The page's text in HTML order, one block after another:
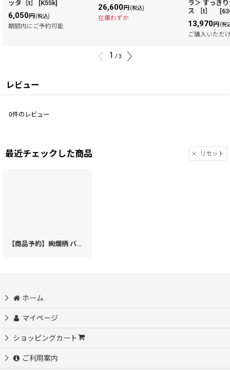
ッタ［t］
[K55k]
6,050円(税込)
期間内にご予約可能
26,600円(税込)
在庫わずか
ラ＞ すっき
ス ［t］
[
13,970円(税
ご購入いただ
1 / 3
レビュー
0件のレビュー
最近チェックした商品 リセット
【商品予約】絢爛柄 バレッタ［t］
ホーム
マイページ
ショッピングカート
ご利用案内